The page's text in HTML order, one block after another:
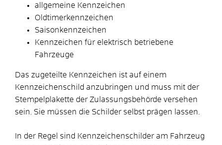
allgemeine Kennzeichen
Oldtimerkennzeichen
Saisonkennzeichen
Kennzeichen für elektrisch betriebene
Fahrzeuge
Das zugeteilte Kennzeichen ist auf einem
Kennzeichenschild anzubringen und muss mit der
Stempelplakette der Zulassungsbehörde versehen
sein. Sie müssen die Schilder selbst prägen lassen.
In der Regel sind Kennzeichenschilder am Fahrzeug